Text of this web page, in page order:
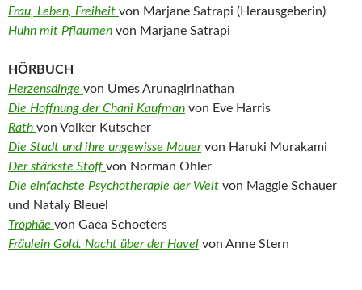
Frau, Leben, Freiheit von Marjane Satrapi (Herausgeberin)
Huhn mit Pflaumen von Marjane Satrapi
HÖRBUCH
Herzensdinge von Umes Arunagirinathan
Die Hoffnung der Chani Kaufman von Eve Harris
Rath von Volker Kutscher
Die Stadt und ihre ungewisse Mauer von Haruki Murakami
Der stärkste Stoffvon Norman Ohler
Die einfachste Psychotherapie der Welt von Maggie Schauer
und Nataly Bleuel
Trophäe von Gaea Schoeters
Fräulein Gold. Nacht über der Havel von Anne Stern